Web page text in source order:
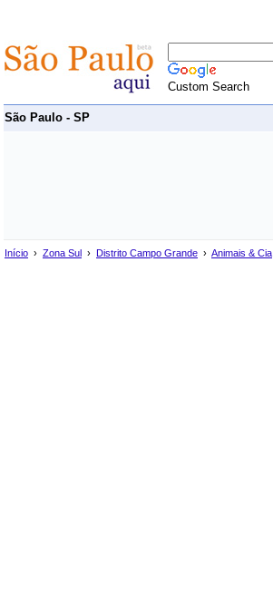
Custom Search
São Paulo - SP
Início › Zona Sul › Distrito Campo Grande › Animais & Cia